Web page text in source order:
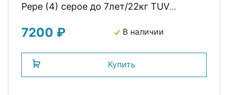
Pepe (4) серое до 7лет/22кг TUV
7200 ₽ В наличии
Купить